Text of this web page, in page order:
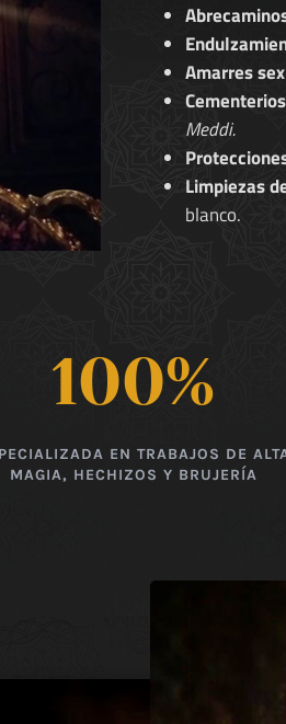
Amarres
Meddi.
Limpiezas
blanco.
100%
EN TRABAJOS DE
MAGIA, HECHIZOS Y BRUJERÍA